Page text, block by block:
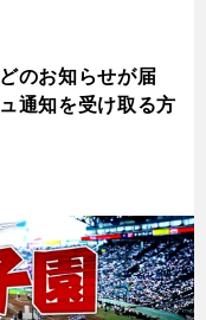
のお知らせが届
通知を受け取る方